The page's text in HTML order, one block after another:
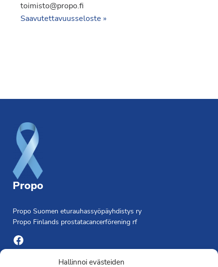
Hallinnoi evästeiden
toimisto@propo.fi
Saavutettavuusseloste »
Propo
Propo Suomen eturauhassyöpäyhdistys ry
Propo Finlands prostatacancerförening rf
Facebook
Yhdistyksen toimisto